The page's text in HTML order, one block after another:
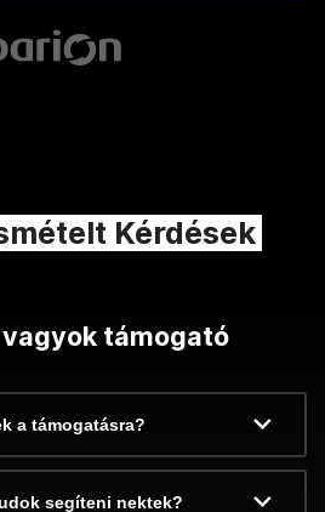
Kérdések
vagyok támogató
a támogatásra?
segíteni nektek?